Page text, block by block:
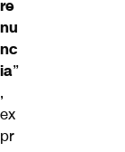
re
nu
nc
ia”
,
ex
pr